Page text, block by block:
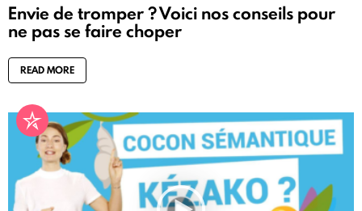
Envie de tromper ? Voici nos conseils pour
ne pas se faire choper
READ MORE